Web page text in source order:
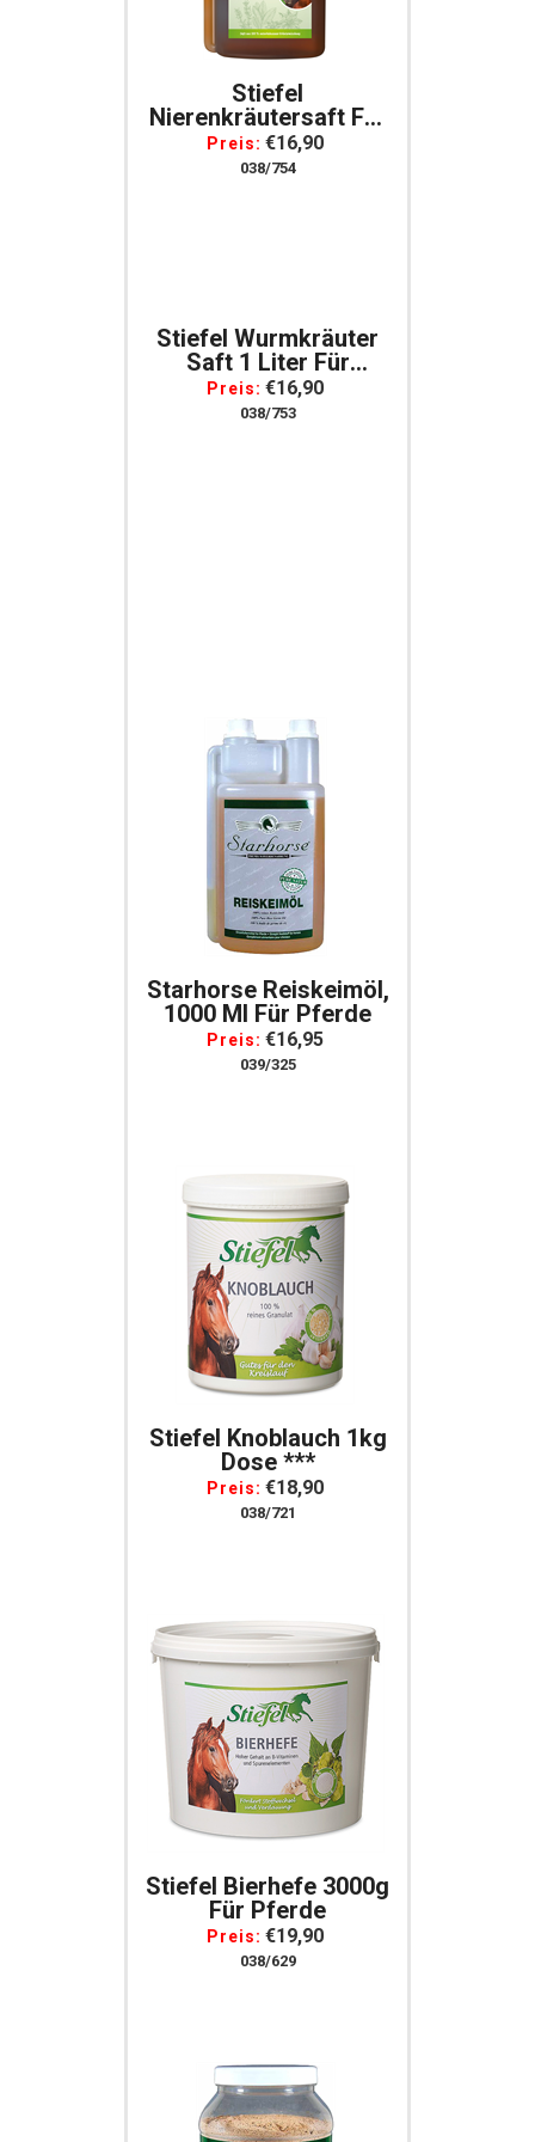
Stiefel
Nierenkräutersaft Für
Pferde 1 Liter
Preis: €16,90
038/754
Stiefel Wurmkräuter
Saft 1 Liter Für
Pferde
Preis: €16,90
038/753
Starhorse Reiskeimöl,
1000 Ml Für Pferde
Preis: €16,95
039/325
Stiefel Knoblauch 1kg
Dose ***
Preis: €18,90
038/721
Stiefel Bierhefe 3000g
Für Pferde
Preis: €19,90
038/629